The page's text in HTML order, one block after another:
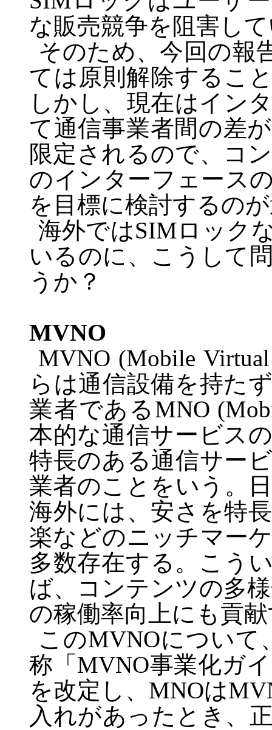
な販売競争を阻害し
そのため、今回の報
ては原則解除するこ
しかし、現在はイン
て通信事業者間の差
限定されるので、コ
のインターフェース
を目標に検討するの
海外ではSIMロック
いるのに、こうして
うか？
MVNO
MVNO (Mobile
らは通信設備を持た
業者である MNO
本的な通信サービス
特長のある通信サー
業者のことをいう。
海外には、安さを特
楽などのニッチマー
多数存在する。こう
ば、コンテンツの多
の稼働率向上にも貢
このMVNOについて
称「 MVNO事業化ガ
を改定し、 MNOは
入れがあったとき、